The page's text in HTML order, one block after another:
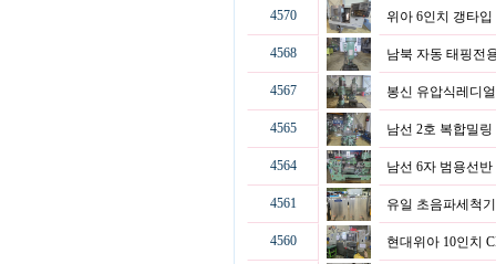
4570 위아 6인치 갱타
4568 남북 자동 태핑전
4567 봉신 유압식레디
4565 남선 2호 복합밀
4564 남선 6자 범용선
4561 유일 초음파세척
4560 현대위아 10인치